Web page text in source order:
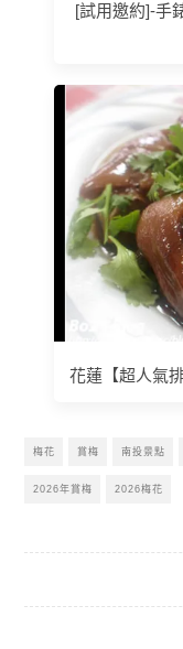
[試用邀約]-手
花蓮【超人氣
梅花 賞梅 南投景點
2026年賞梅 2026梅花